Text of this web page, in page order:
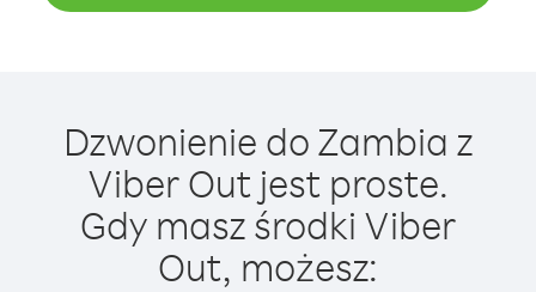
Dzwonienie do Zambia z
Viber Out jest proste.
Gdy masz środki Viber
Out, możesz: